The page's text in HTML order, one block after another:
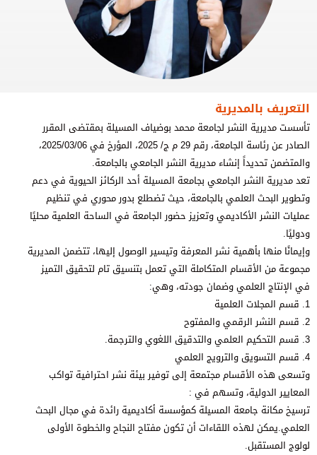
التعريف بالمديرية
تأسست مديرية النشر لجامعة محمد بوضياف المسيلة بمقتضى المقرر
الصادر عن رئاسة الجامعة، رقم 29 م ج/ 2025، المؤرخ في 2025/03/06،
والمتضمن تحديداً إنشاء مديرية النشر الجامعي بالجامعة.
تعد مديرية النشر الجامعي بجامعة المسيلة أحد الركائز الحيوية في دعم
وتطوير البحث العلمي بالجامعة، حيث تضطلع بدور محوري في تنظيم
عمليات النشر الأكاديمي وتعزيز حضور الجامعة في الساحة العلمية محليًا
ودوليًا.
وإيمانًا منها بأهمية نشر المعرفة وتيسير الوصول إليها، تتضمن المديرية
مجموعة من الأقسام المتكاملة التي تعمل بتنسيق تام لتحقيق التميز
في الإنتاج العلمي وضمان جودته، وهي:
1. قسم المجلات العلمية
2. قسم النشر الرقمي والمفتوح
3. قسم التحكيم العلمي والتدقيق اللغوي والترجمة.
4. قسم التسويق والترويج العلمي
وتسعى هذه الأقسام مجتمعة إلى توفير بيئة نشر احترافية تواكب
المعايير الدولية، وتسهم في :
ترسيخ مكانة جامعة المسيلة كمؤسسة أكاديمية رائدة في مجال البحث
العلمي.يمكن لهذه اللقاءات أن تكون مفتاح النجاح والخطوة الأولى
لولوج المستقبل.